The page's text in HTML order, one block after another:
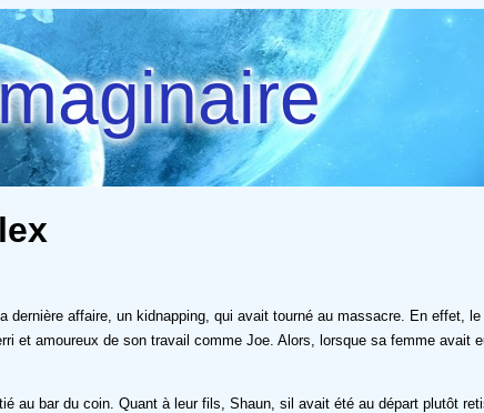
affaire, un kidnapping, qui avait tourné au massacre. En effet, le
et amoureux de son travail comme Joe. Alors, lorsque sa femme avait
au bar du coin. Quant à leur fils, Shaun, sil avait été au départ plutôt